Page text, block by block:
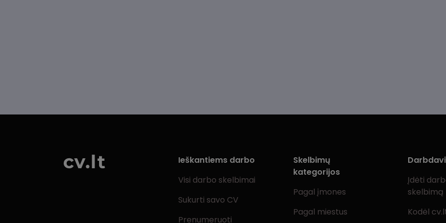
Ieškantiems darbo
Visi darbo skelbimai
Sukurti savo CV
Prenumeruoti
Skelbimų
kategorijos
Pagal įmones
Pagal miestus
Įdėti
skelbimą
Kodėl